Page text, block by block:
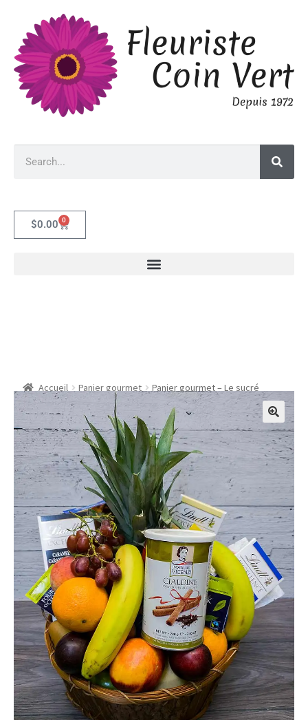
$0.00 0
Accueil Panier gourmet Panier gourmet – Le sucré
🔍